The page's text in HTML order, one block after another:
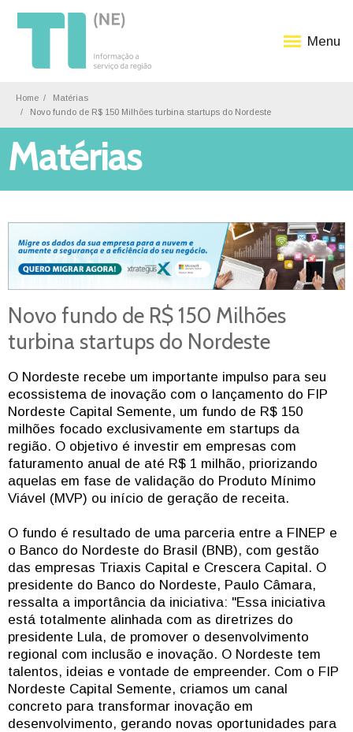
Menu
Home
Matérias
Novo fundo de R$ 150 Milhões turbina startups do Nordeste
Matérias
Novo fundo de R$ 150 Milhões
turbina startups do Nordeste
O Nordeste recebe um importante impulso para seu
ecossistema de inovação com o lançamento do FIP
Nordeste Capital Semente, um fundo de R$ 150
milhões focado exclusivamente em startups da
região. O objetivo é investir em empresas com
faturamento anual de até R$ 1 milhão, priorizando
aquelas em fase de validação do Produto Mínimo
Viável (MVP) ou início de geração de receita.
O fundo é resultado de uma parceria entre a FINEP e
o Banco do Nordeste do Brasil (BNB), com gestão
das empresas Triaxis Capital e Crescera Capital. O
presidente do Banco do Nordeste, Paulo Câmara,
ressalta a importância da iniciativa: "Essa iniciativa
está totalmente alinhada com as diretrizes do
presidente Lula, de promover o desenvolvimento
regional com inclusão e inovação. O Nordeste tem
talentos, ideias e vontade de empreender. Com o FIP
Nordeste Capital Semente, criamos um canal
concreto para transformar inovação em
desenvolvimento, gerando novas oportunidades para